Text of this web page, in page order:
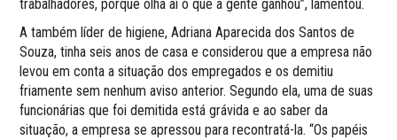
trabalhadores, porque olha aí o que a gente ganhou”, lamentou.
A também líder de higiene, Adriana Aparecida dos Santos de
Souza, tinha seis anos de casa e considerou que a empresa não
levou em conta a situação dos empregados e os demitiu
friamente sem nenhum aviso anterior. Segundo ela, uma de suas
funcionárias que foi demitida está grávida e ao saber da
situação, a empresa se apressou para recontratá-la. “Os papéis